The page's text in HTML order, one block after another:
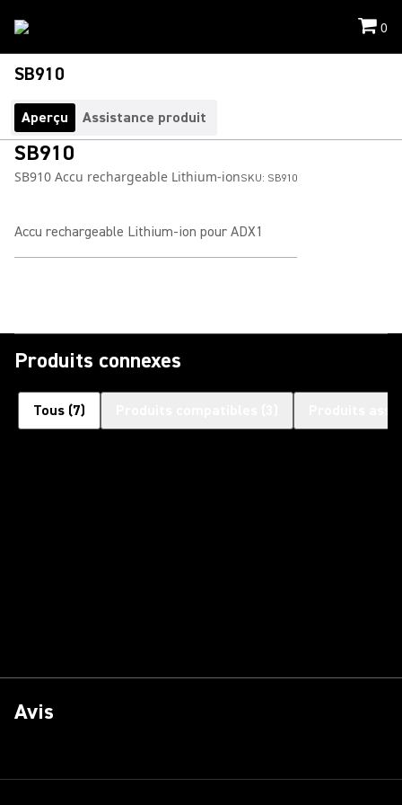
0
SB910
Aperçu Assistance produit
SB910
SB910 Accu rechargeable Lithium-ionSKU: SB910
Accu rechargeable Lithium-ion pour ADX1
Produits connexes
Tous (7)
Avis